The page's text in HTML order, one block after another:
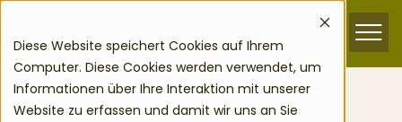
Diese Website speichert Cookies auf Ihrem
Computer. Diese Cookies werden verwendet, um
Informationen über Ihre Interaktion mit unserer
Website zu erfassen und damit wir uns an Sie
Menu
Home Service Services